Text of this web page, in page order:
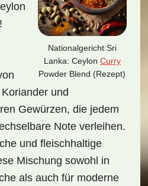
Nationalgericht Sri
Lanka: Ceylon Curry
Powder Blend (Rezept)
und
Gewürzen, die jedem
Note verleihen.
und fleischhaltige
Mischung sowohl in
als auch für moderne